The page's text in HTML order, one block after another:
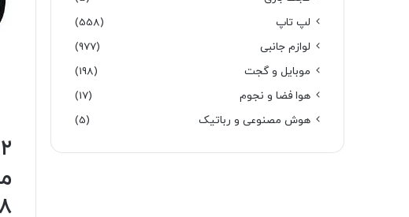
لپ تاپ
(558)
لوازم جانبی
(977)
موبایل و گجت
(198)
هوا فضا و نجوم
(17)
هوش مصنوعی و رباتیک
(5)